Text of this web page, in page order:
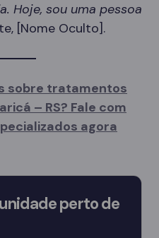
Hoje, sou uma pessoa
[Nome Oculto].
sobre tratamentos
– RS? Fale com
agora
perto de